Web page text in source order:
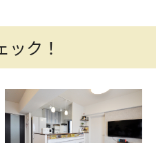
ク！